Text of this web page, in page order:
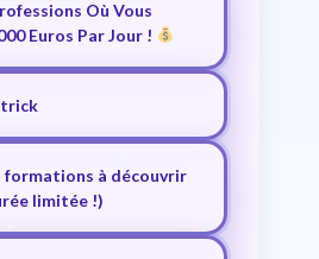
Où Vous
Euros Par Jour !
formations à découvrir
limitée !)